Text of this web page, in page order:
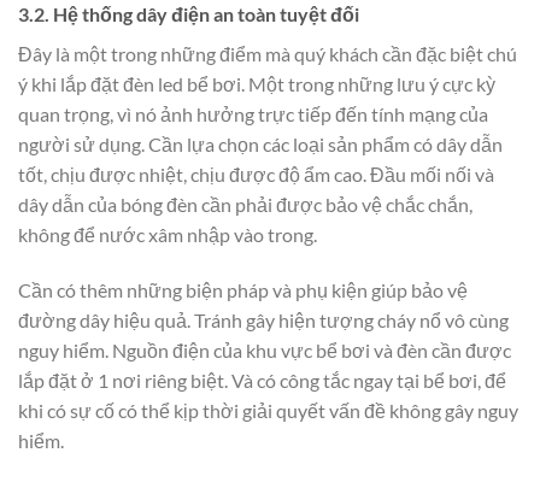
3.2. Hệ thống dây điện an toàn tuyệt đối
Đây là một trong những điểm mà quý khách cần đặc biệt chú
ý khi lắp đặt đèn led bể bơi. Một trong những lưu ý cực kỳ
quan trọng, vì nó ảnh hưởng trực tiếp đến tính mạng của
người sử dụng. Cần lựa chọn các loại sản phẩm có dây dẫn
tốt, chịu được nhiệt, chịu được độ ẩm cao. Đầu mối nối và
dây dẫn của bóng đèn cần phải được bảo vệ chắc chắn,
không để nước xâm nhập vào trong.
Cần có thêm những biện pháp và phụ kiện giúp bảo vệ
đường dây hiệu quả. Tránh gây hiện tượng cháy nổ vô cùng
nguy hiểm. Nguồn điện của khu vực bể bơi và đèn cần được
lắp đặt ở 1 nơi riêng biệt. Và có công tắc ngay tại bể bơi, để
khi có sự cố có thể kịp thời giải quyết vấn đề không gây nguy
hiểm.